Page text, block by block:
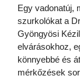
Egy vadonatúj,
szurkolókat a
Gyöngyösi
elvárásokhoz,
könnyebbé és
mérkőzések